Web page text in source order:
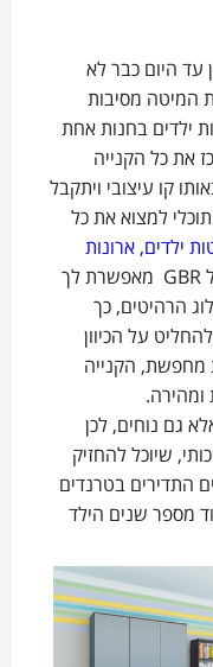
עד היום כבר לא
המיטה מסיבות
ילדים בחנות אחת
את כל הקנייה
קו עיצובי ויתקבל
מראה אחיד ונעים לעין. באתר GBR תוכלי למצוא את כל
ילדים, ארונות
. הגלישה באתר של GBR מאפשרת לך
הרהיטים, כך
על הכיוון
הקנייה
גם נוחים, לכן
שיוכל להחזיק
התדירים בטרנדים
מספר שנים הילד